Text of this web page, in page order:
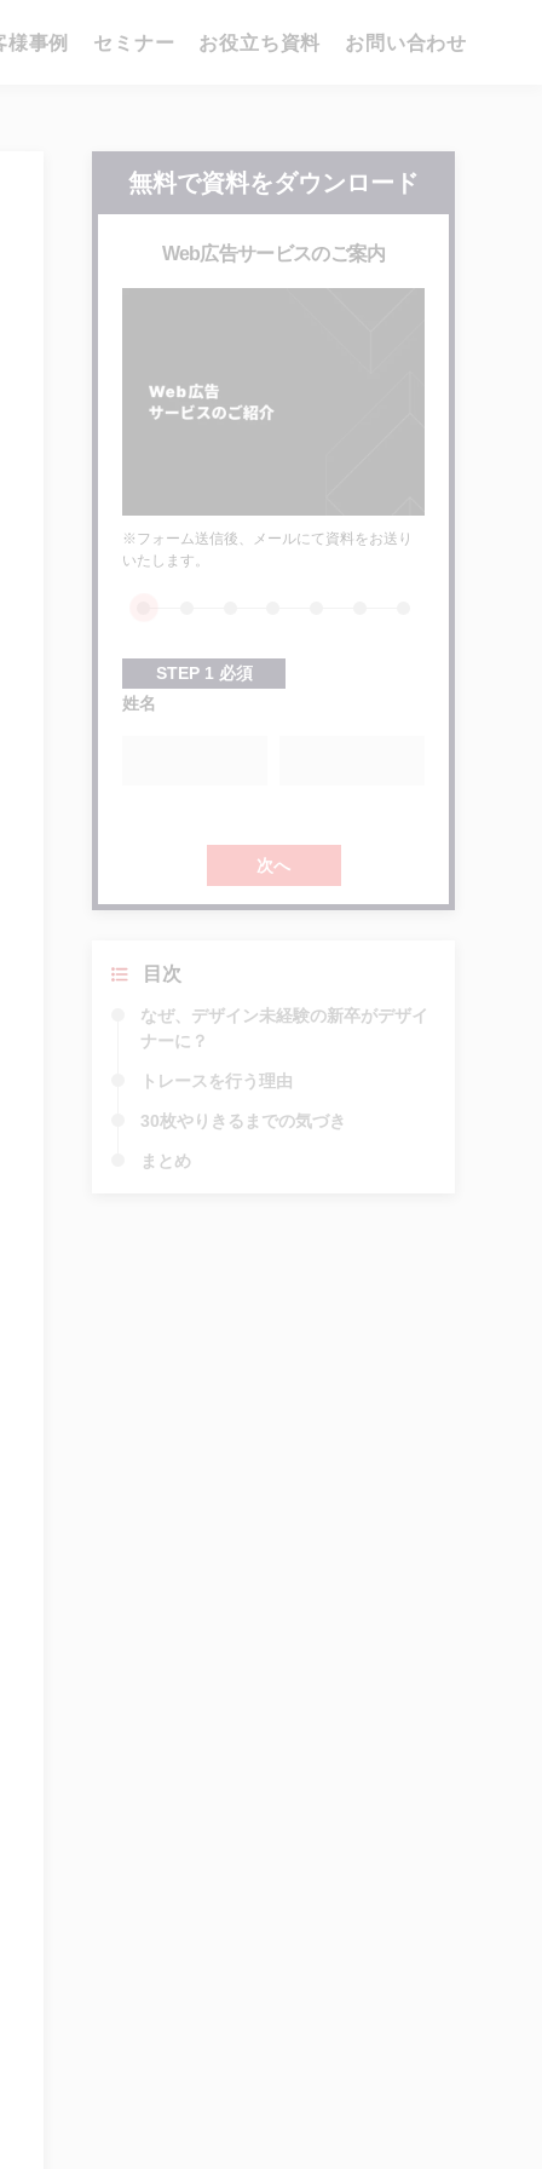
様事例 セミナー お役立ち資料 お問い合わせ
無料で資料をダウンロード
Web広告サービスのご案内
※フォーム送信後、メールにて資料をお送り
いたします。
STEP 1 必須
姓名
次へ
目次
なぜ、デザイン未経験の新卒がデザイ
ナーに？
トレースを行う理由
30枚やりきるまでの気づき
まとめ